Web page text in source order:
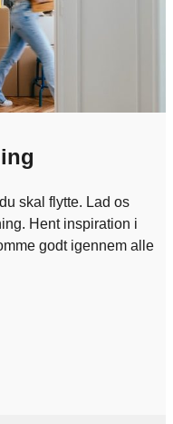
skal flytte. Lad os
Hent inspiration i
godt igennem alle